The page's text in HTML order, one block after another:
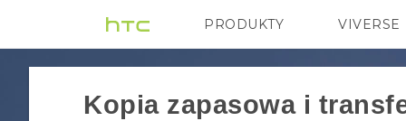
PRODUKTY
VIVE G REIGNS
VIVERSE
Kopia zapasowa i